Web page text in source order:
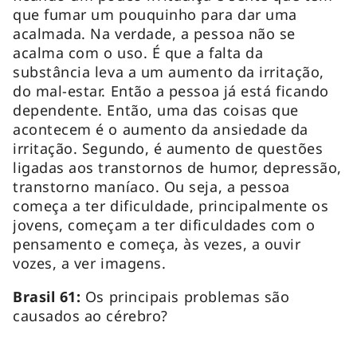
que fumar um pouquinho para dar uma
acalmada. Na verdade, a pessoa não se
acalma com o uso. É que a falta da
substância leva a um aumento da irritação,
do mal-estar. Então a pessoa já está ficando
dependente. Então, uma das coisas que
acontecem é o aumento da ansiedade da
irritação. Segundo, é aumento de questões
ligadas aos transtornos de humor, depressão,
transtorno maníaco. Ou seja, a pessoa
começa a ter dificuldade, principalmente os
jovens, começam a ter dificuldades com o
pensamento e começa, às vezes, a ouvir
vozes, a ver imagens.
Brasil 61: Os principais problemas são
causados ao cérebro?